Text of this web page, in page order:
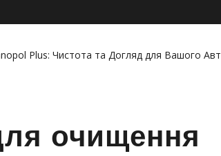
очищення